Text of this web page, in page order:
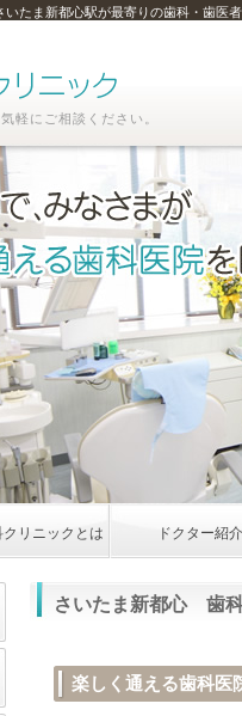
たま新都心駅が最寄りの歯科・歯医
軽にご相談ください。
リニックとは ドクター紹介
さいたま新都心 歯
楽しく通える歯科医